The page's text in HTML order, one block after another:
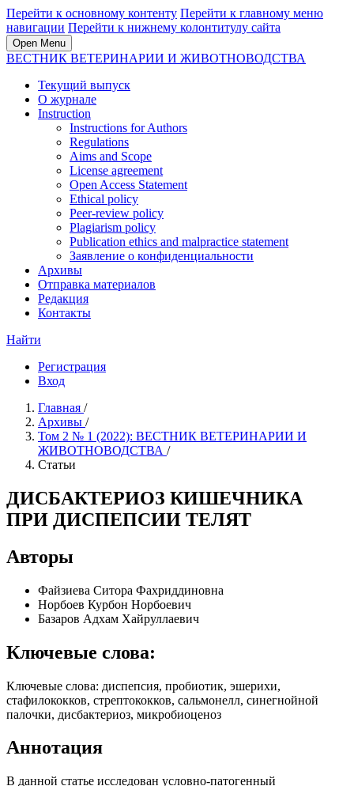
Перейти к основному контенту Перейти к главному меню
навигации Перейти к нижнему колонтитулу сайта
Open Menu
ВЕСТНИК ВЕТЕРИНАРИИ И ЖИВОТНОВОДСТВА
Текущий выпуск
О журнале
Instruction
Instructions for Authors
Regulations
Aims and Scope
License agreement
Open Access Statement
Ethical policy
Peer-review policy
Plagiarism policy
Publication ethics and malpractice statement
Заявление о конфиденциальности
Архивы
Отправка материалов
Редакция
Контакты
Найти
Регистрация
Вход
Главная /
Архивы /
Том 2 № 1 (2022): ВЕСТНИК ВЕТЕРИНАРИИ И
ЖИВОТНОВОДСТВА /
Статьи
ДИСБАКТЕРИОЗ КИШЕЧНИКА
ПРИ ДИСПЕПСИИ ТЕЛЯТ
Авторы
Файзиева Ситора Фахриддиновна
Норбоев Курбон Норбоевич
Базаров Адхам Хайруллаевич
Ключевые слова:
Ключевые слова: диспепсия, пробиотик, эшерихи,
стафилококков, стрептококков, сальмонелл, синегнойной
палочки, дисбактериоз, микробиоценоз
Аннотация
В данной статье исследован условно-патогенный